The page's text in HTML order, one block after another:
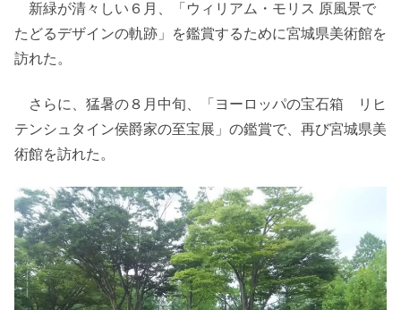
新緑が清々しい６月、「ウィリアム・モリス 原風景で
たどるデザインの軌跡」を鑑賞するために宮城県美術館を
訪れた。
さらに、猛暑の８月中旬、「ヨーロッパの宝石箱 リヒ
テンシュタイン侯爵家の至宝展」の鑑賞で、再び宮城県美
術館を訪れた。